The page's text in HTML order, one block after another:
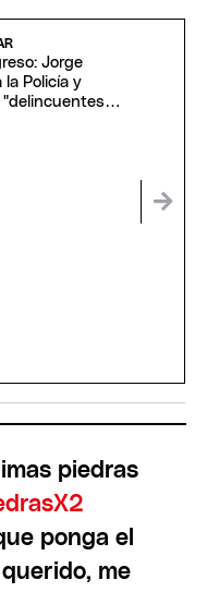
Jorge
la Policía y
piedras
ponga el
me